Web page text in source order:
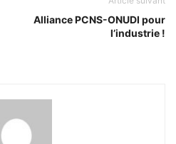
Alliance PCNS-ONUDI pour
l’industrie !